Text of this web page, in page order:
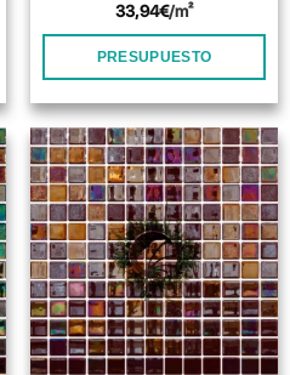
33,94€/m²
PRESUPUESTO